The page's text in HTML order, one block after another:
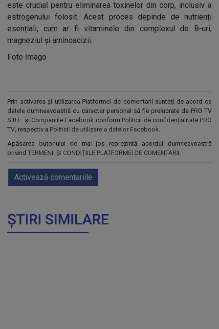
este crucial pentru eliminarea toxinelor din corp, inclusiv a
estrogenului folosit. Acest proces depinde de nutrienți
esențiali, cum ar fi vitaminele din complexul de B-uri,
magneziul și aminoacizii.
Foto Imago
Prin activarea și utilizarea Platformei de comentarii sunteți de acord ca
datele dumneavoastră cu caracter personal să fie prelucrate de PRO TV
S.R.L. și Companiile Facebook conform Politicii de confidențialitate PRO
TV, respectiv a Politicii de utilizare a datelor Facebook.
Apăsarea butonului de mai jos reprezintă acordul dumneavoastră
privind TERMENII ȘI CONDIȚIILE PLATFORMEI DE COMENTARII.
Activează comentariile
ȘTIRI SIMILARE